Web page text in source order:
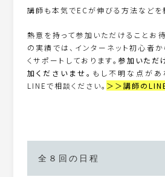
講師も本気でECが伸びる方法などを
熱意を持って参加いただけることお
の実績では、インターネット初心者
くサポートしております。参加いただ
加くださいませ。 もし不明な点が
LINEで相談ください。 ＞＞講師の
全８回の日程